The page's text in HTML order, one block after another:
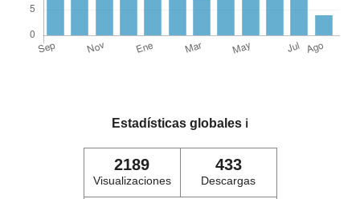
Estadísticas globales ℹ️
2189
Visualizaciones
433
Descargas